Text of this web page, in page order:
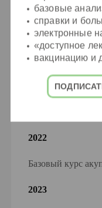
2022
Базовый курс
2023
базовые
справки и
электронные
«доступное
вакцинацию и